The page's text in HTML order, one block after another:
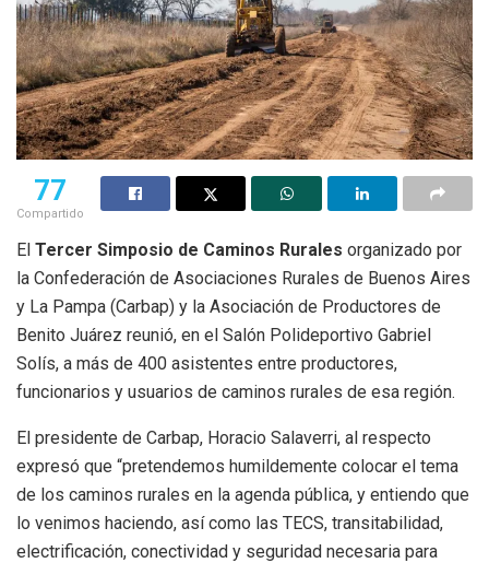
77
Compartido
El Tercer Simposio de Caminos Rurales organizado por
la Confederación de Asociaciones Rurales de Buenos Aires
y La Pampa (Carbap) y la Asociación de Productores de
Benito Juárez reunió, en el Salón Polideportivo Gabriel
Solís, a más de 400 asistentes entre productores,
funcionarios y usuarios de caminos rurales de esa región.
El presidente de Carbap, Horacio Salaverri, al respecto
expresó que “pretendemos humildemente colocar el tema
de los caminos rurales en la agenda pública, y entiendo que
lo venimos haciendo, así como las TECS, transitabilidad,
electrificación, conectividad y seguridad necesaria para